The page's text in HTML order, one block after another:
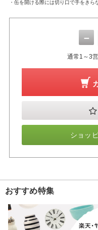
・缶を開ける際には切り口で手をきら
－
通常1～3
ショッ
おすすめ特集